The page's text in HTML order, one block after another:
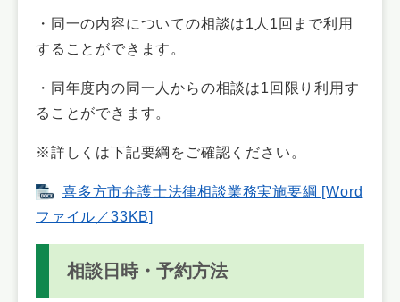
・同一の内容についての相談は1人1回まで利用
することができます。
・同年度内の同一人からの相談は1回限り利用す
ることができます。
※詳しくは下記要綱をご確認ください。
喜多方市弁護士法律相談業務実施要綱 [Word
ファイル／33KB]
相談日時・予約方法